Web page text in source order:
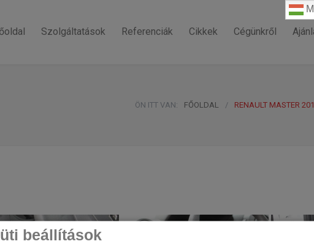
beállítások
Szolgáltatások Referenciák Cikkek Cégünkről
ÖN ITT VAN: FŐOLDAL / RENAULT MASTER